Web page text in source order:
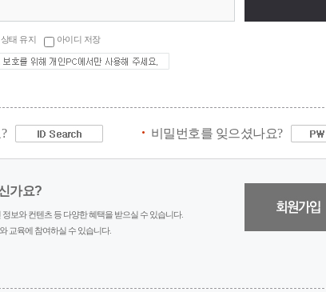
태 유지 아이디 저장
비밀번호를 잊으셨나요?
가요?
보와 컨텐츠 등 다양한 혜택을 받으실 수 있습니다.
교육에 참여하실 수 있습니다.